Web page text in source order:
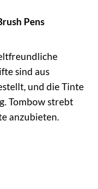
Pens
sind aus
und die Tinte
Tombow strebt
anzubieten.